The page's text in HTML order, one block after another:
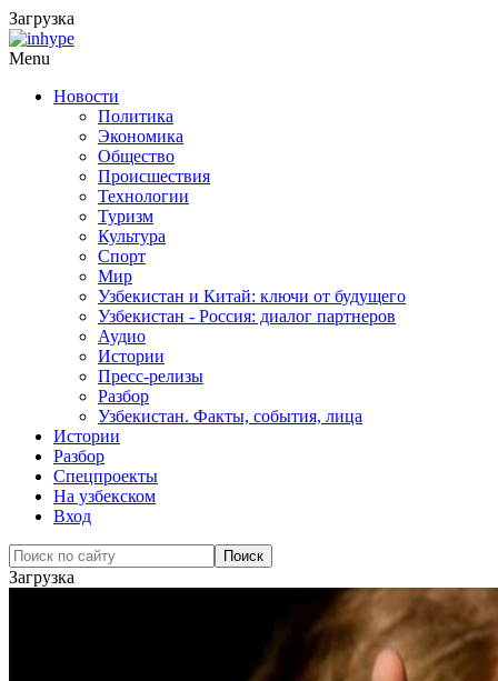
Загрузка
Menu
Новости
Политика
Экономика
Общество
Происшествия
Технологии
Туризм
Культура
Спорт
Мир
Узбекистан и Китай: ключи от будущего
Узбекистан - Россия: диалог партнеров
Аудио
Истории
Пресс-релизы
Разбор
Узбекистан. Факты, события, лица
Истории
Разбор
Спецпроекты
На узбекском
Вход
Загрузка